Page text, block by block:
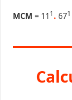
MCM = 11 1 . 671